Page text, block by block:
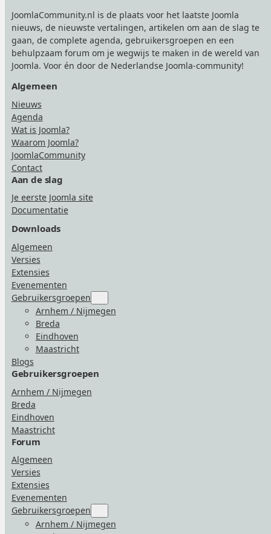
JoomlaCommunity.nl is de plaats voor het laatste Joomla
nieuws, de nieuwste vertalingen, artikelen om aan de slag te
gaan, de complete agenda, gebruikersgroepen en een
behulpzaam forum om je wegwijs te maken in de wereld van
Joomla. Voor én door de Nederlandse Joomla-community!
Algemeen
Nieuws
Agenda
Wat is Joomla?
Waarom Joomla?
JoomlaCommunity
Contact
Aan de slag
Je eerste Joomla site
Documentatie
Downloads
Algemeen
Versies
Extensies
Evenementen
Gebruikersgroepen
for
“Gebruikersgroepen”
Arnhem / Nijmegen
Breda
Eindhoven
Maastricht
Blogs
Gebruikersgroepen
Arnhem / Nijmegen
Breda
Eindhoven
Maastricht
Forum
Algemeen
Versies
Extensies
Evenementen
Gebruikersgroepen
for
“Gebruikersgroepen”
Arnhem / Nijmegen